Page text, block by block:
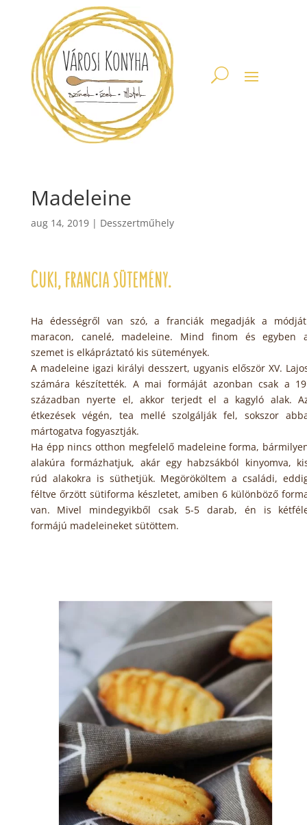
Madeleine
aug 14, 2019| Desszertműhely
Cuki, francia sütemény.
Ha édességről van szó, a franciák megadják a
maracon, canelé, madeleine. Mind finom és egyben
szemet is elkápráztató kis sütemények.
A madeleine igazi királyi desszert, ugyanis először XV.
számára készítették. A mai formáját azonban csak a
században nyerte el, akkor terjedt el a kagyló alak.
étkezések végén, tea mellé szolgálják fel, sokszor
mártogatva fogyasztják.
Ha épp nincs otthon megfelelő madeleine forma,
alakúra formázhatjuk, akár egy habzsákból kinyomva,
rúd alakokra is süthetjük. Megörököltem a családi,
féltve őrzött sütiforma készletet, amiben 6 különböző
van. Mivel mindegyikből csak 5-5 darab, én is
formájú madeleineket sütöttem.